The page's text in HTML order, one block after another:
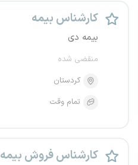
کارشناس بیمه
بیمه دی
منقضی شده
کردستان
تمام وقت
کارشناس فروش بیمه